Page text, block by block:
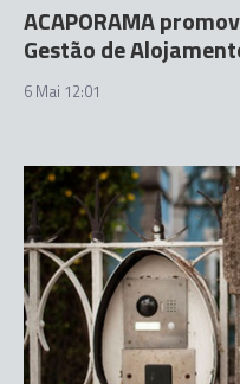
ACAPORAMA
Gestão de
6 Mai 12:01